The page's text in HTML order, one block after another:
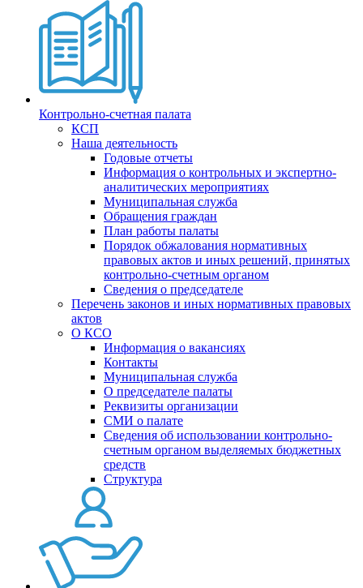
Контрольно-счетная палата
КСП
Наша деятельность
Годовые отчеты
Информация о контрольных и экспертно-
аналитических мероприятиях
Муниципальная служба
Обращения граждан
План работы палаты
Порядок обжалования нормативных
правовых актов и иных решений, принятых
контрольно-счетным органом
Сведения о председателе
Перечень законов и иных нормативных правовых
актов
О КСО
Информация о вакансиях
Контакты
Муниципальная служба
О председателе палаты
Реквизиты организации
СМИ о палате
Сведения об использовании контрольно-
счетным органом выделяемых бюджетных
средств
Структура